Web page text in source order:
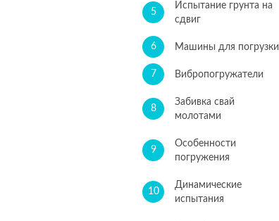
5
Испытание грунта на
сдвиг
6 Машины для погрузки
7 Вибропогружатели
8
Забивка свай
молотами
9
Особенности
погружения
10
Динамические
испытания